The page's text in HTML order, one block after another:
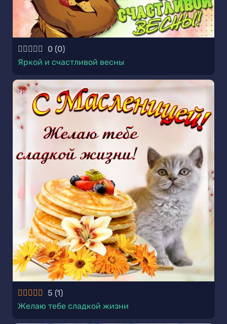
0 (0)
Яркой и счастливой весны
5 (1)
Желаю тебе сладкой жизни